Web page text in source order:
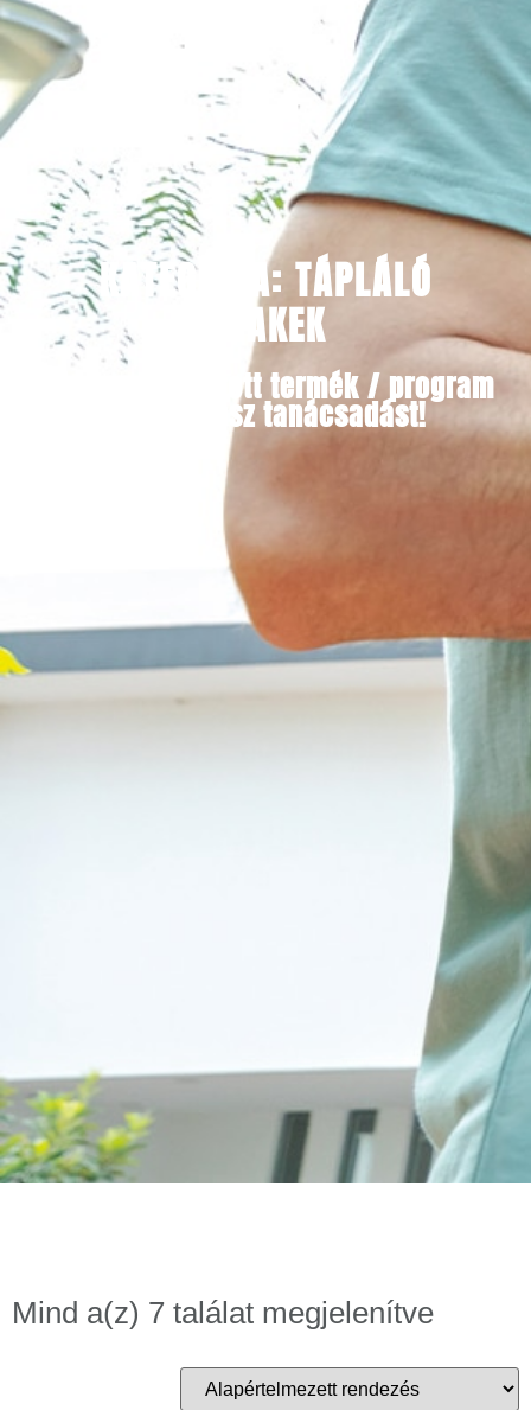
KATEGÓRIA: TÁPLÁLÓ
SHAKEK
Minden választott termék / program
mellé kapsz tanácsadást!​
Mind a(z) 7 találat megjelenítve